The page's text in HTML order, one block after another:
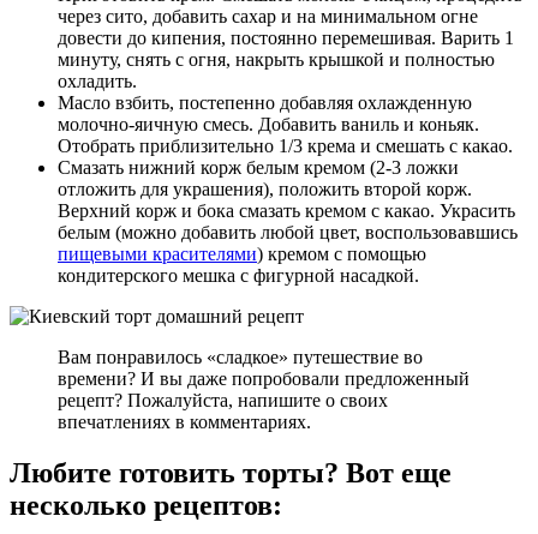
через сито, добавить сахар и на минимальном огне
довести до кипения, постоянно перемешивая. Варить 1
минуту, снять с огня, накрыть крышкой и полностью
охладить.
Масло взбить, постепенно добавляя охлажденную
молочно-яичную смесь. Добавить ваниль и коньяк.
Отобрать приблизительно 1/3 крема и смешать с какао.
Смазать нижний корж белым кремом (2-3 ложки
отложить для украшения), положить второй корж.
Верхний корж и бока смазать кремом с какао. Украсить
белым (можно добавить любой цвет, воспользовавшись
пищевыми красителями) кремом с помощью
кондитерского мешка с фигурной насадкой.
Вам понравилось «сладкое» путешествие во
времени? И вы даже попробовали предложенный
рецепт? Пожалуйста, напишите о своих
впечатлениях в комментариях.
Любите готовить торты? Вот еще
несколько рецептов: